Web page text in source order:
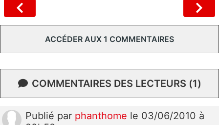
ACCÉDER AUX 1 COMMENTAIRES
COMMENTAIRES DES LECTEURS (1)
Publié par phanthome le 03/06/2010 à